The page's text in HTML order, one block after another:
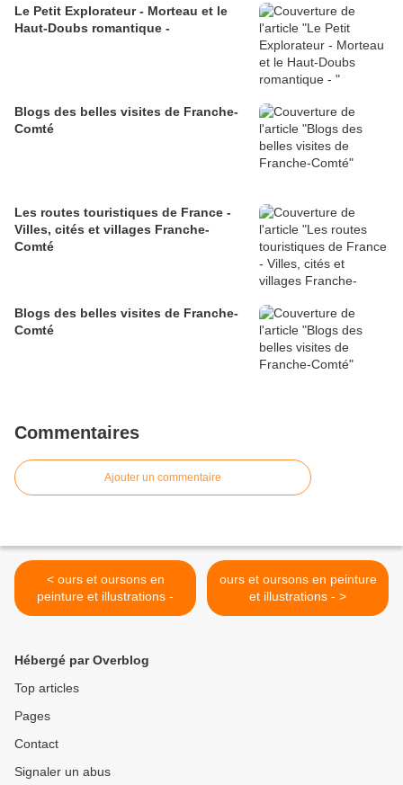
Le Petit Explorateur - Morteau et le
Haut-Doubs romantique -
Blogs des belles visites de Franche-
Comté
Les routes touristiques de France -
Villes, cités et villages Franche-
Comté
Blogs des belles visites de Franche-
Comté
Commentaires
Ajouter un commentaire
< ours et oursons en
peinture et illustrations -
ours et oursons en peinture
et illustrations - >
Hébergé par Overblog
Top articles
Pages
Contact
Signaler un abus